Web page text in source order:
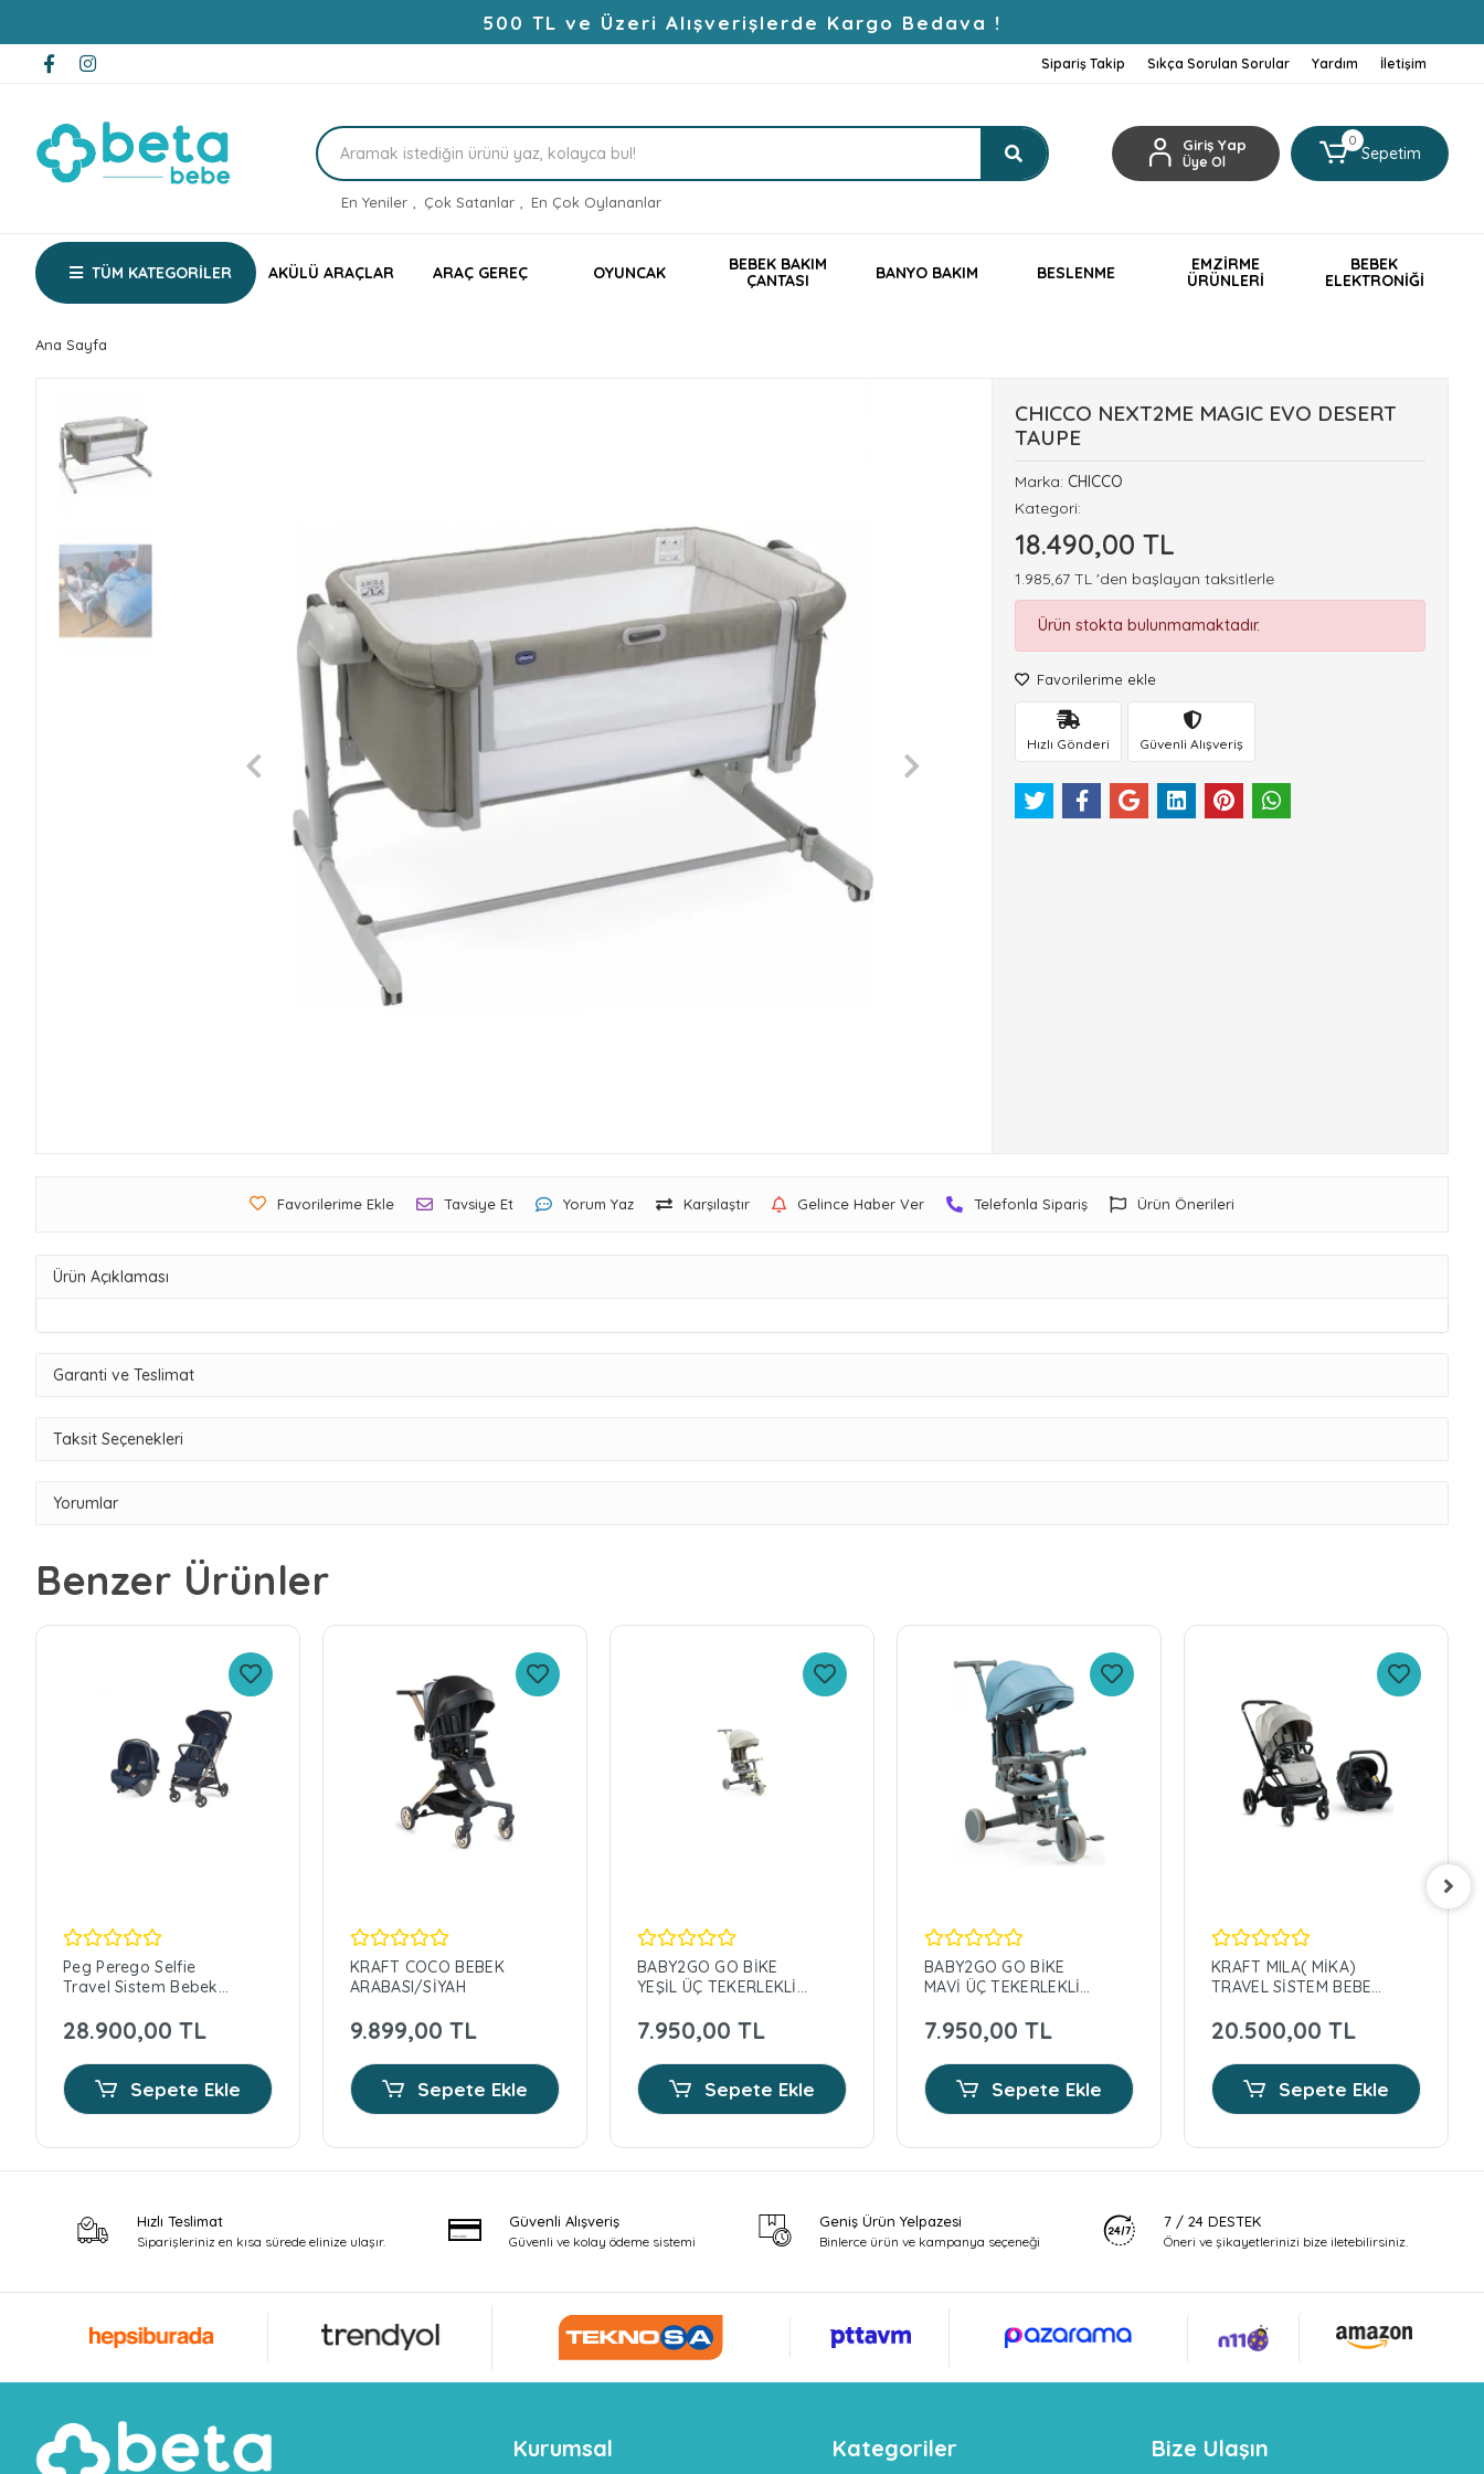
500 TL ve Üzeri Alışverişlerde Kargo Bedava !
Sipariş Takip Sıkça Sorulan Sorular Yardım İletişim
En Yeniler Çok Satanlar En Çok Oylananlar
Giriş Yap
Üye Ol
0
Sepetim
TÜM KATEGORİLER AKÜLÜ ARAÇLAR ARAÇ GEREÇ OYUNCAK
BEBEK BAKIM
ÇANTASI
BANYO BAKIM BESLENME
EMZİRME
ÜRÜNLERİ
BEBEK
ELEKTRONİĞİ
Ana Sayfa
CHICCO NEXT2ME MAGIC EVO DESERT
TAUPE
Marka:CHICCO
Kategori:
18.490,00 TL
1.985,67 TL 'den başlayan taksitlerle
Ürün stokta bulunmamaktadır.
Favorilerime ekle
Hızlı Gönderi Güvenli Alışveriş
Favorilerime Ekle Tavsiye Et Yorum Yaz Karşılaştır Gelince Haber Ver Telefonla Sipariş Ürün Önerileri
Ürün Açıklaması
Garanti ve Teslimat
Taksit Seçenekleri
Yorumlar
Benzer Ürünler
Peg Perego Selfie
Travel Sistem Bebek
28.900,00 TL
Sepete Ekle
KRAFT COCO BEBEK
ARABASI/SİYAH
9.899,00 TL
Sepete Ekle
BABY2GO GO BİKE
YEŞİL ÜÇ TEKERLEKLİ
BİSİKLET
7.950,00 TL
Sepete Ekle
BABY2GO GO BİKE
MAVİ ÜÇ TEKERLEKLİ
BİSİKLET
7.950,00 TL
Sepete Ekle
KRAFT MILA( MİKA)
TRAVEL SİSTEM BEBEK
20.500,00 TL
Sepete Ekle
Hızlı Teslimat
Siparişleriniz en kısa sürede elinize ulaşır.
Güvenli Alışveriş
Güvenli ve kolay ödeme sistemi
Geniş Ürün Yelpazesi
Binlerce ürün ve kampanya seçeneği
7 / 24 DESTEK
Öneri ve şikayetlerinizi bize iletebilirsiniz.
Kurumsal Kategoriler Bize Ulaşın